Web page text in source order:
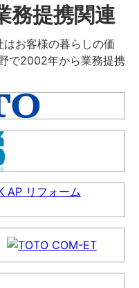
務提携関連
お客様の暮らしの価
で2002年から業務提携